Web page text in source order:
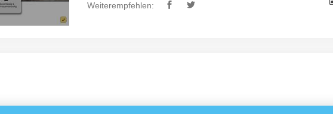
Weiterempfehlen: